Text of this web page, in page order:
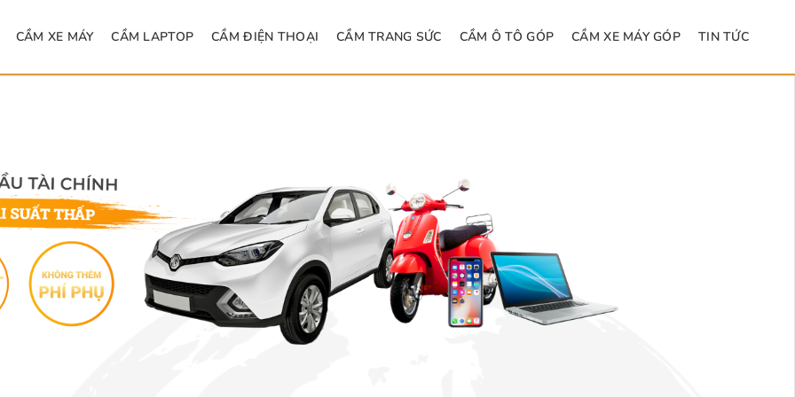
CẦM XE MÁY CẦM LAPTOP CẦM ĐIỆN THOẠI CẦM TRANG SỨC CẦM Ô TÔ GÓP CẦM XE MÁY GÓP TIN TỨC